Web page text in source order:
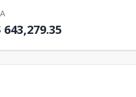
643,279.35